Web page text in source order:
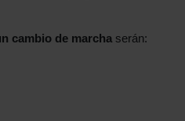
cambio de marchaserán: